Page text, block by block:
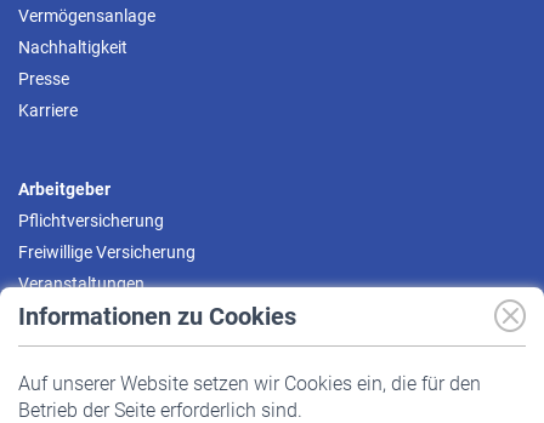
Informationen zu Cookies
Auf unserer Website setzen wir Cookies ein, die für den
Betrieb der Seite erforderlich sind.
Vermögensanlage
Nachhaltigkeit
Presse
Karriere
Arbeitgeber
Pflichtversicherung
Freiwillige Versicherung
Veranstaltungen
Pflichtversicherung